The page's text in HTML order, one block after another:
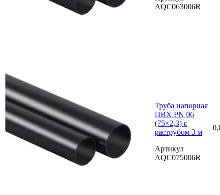
AQC063006R
Труба напорная
ПВХ PN 06
(75×2,3) с
раструбом 3 м
Артикул
AQC075006R